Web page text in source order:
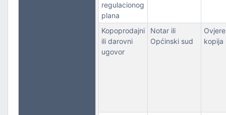
regulacionog
plana
Kopoprodajni
ili darovni
ugovor
Notar ili
Općinski sud
kopija